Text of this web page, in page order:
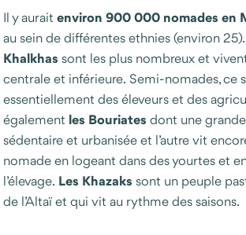
Il y aurait environ 900 000 nomades en
au sein de différentes ethnies (environ
Khalkhas sont les plus nombreux et
centrale et inférieure. Semi-nomades, ce
essentiellement des éleveurs et des
également les Bouriates dont une
sédentaire et urbanisée et l’autre vit
nomade en logeant dans des yourtes et
l’élevage. Les Khazaks sont un peuple
de l’Altaï et qui vit au rythme des saisons.